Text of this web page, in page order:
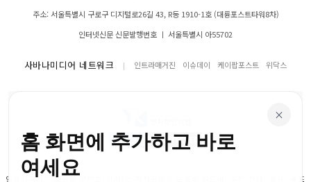
주소: 서울특별시 구로구 디지털로26길 43, R동 1910-1호 (대륭포스트타워8차)
인터넷신문 신문발행번호 ㅣ 서울특별시 아55702
사바나미디어 네트워크 인트라매거진 이슈데이 케이팝포스트 위닥스
인트라매거진의 모든 콘텐츠(기사)는 저작권법의 보호를 받으며, 무단 전재, 복사, 배포
×
홈 화면에 추가하고 바로
여세요